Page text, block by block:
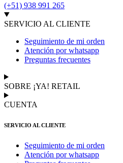
(+51) 938 991 265
SERVICIO AL CLIENTE
Seguimiento de mi orden
Atención por whatsapp
Preguntas frecuentes
SOBRE ¡YA! RETAIL
CUENTA
SERVICIO AL CLIENTE
Seguimiento de mi orden
Atención por whatsapp